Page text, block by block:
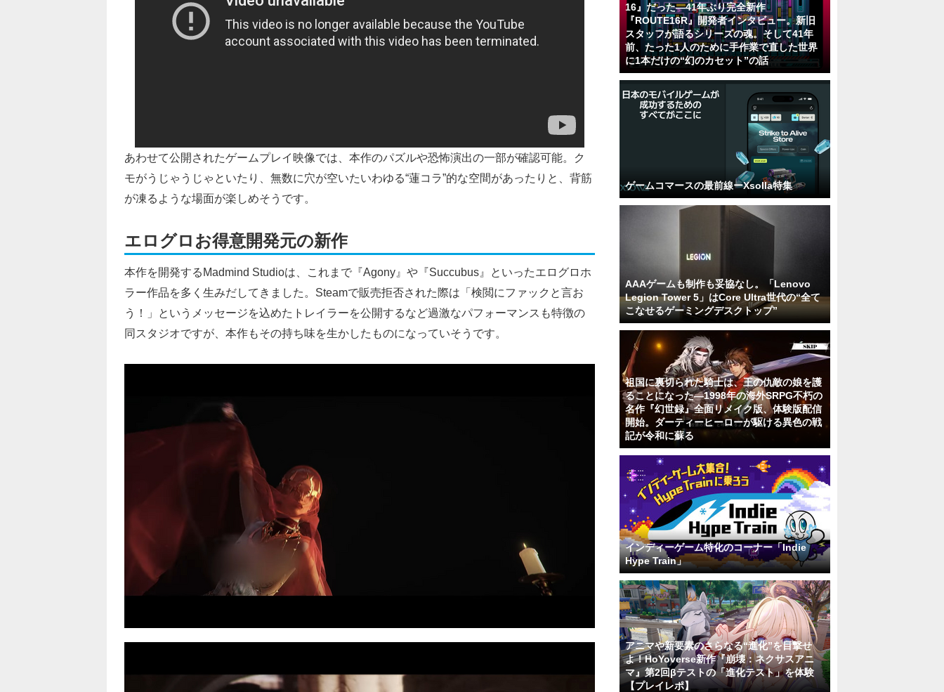
あわせて公開されたゲームプレイ映像では、本作のパズルや恐怖演出の一部が確認可能。ク
モがうじゃうじゃといたり、無数に穴が空いたいわゆる“蓮コラ”的な空間があったりと、背筋
が凍るような場面が楽しめそうです。
エログロお得意開発元の新作
本作を開発するMadmind Studioは、これまで『Agony』や『Succubus』といったエログロホ
ラー作品を多く生みだしてきました。Steamで販売拒否された際は「検閲にファックと言お
う！」というメッセージを込めたトレイラーを公開するなど過激なパフォーマンスも特徴の
同スタジオですが、本作もその持ち味を生かしたものになっていそうです。
16』だった―41年ぶり完全新作
『ROUTE16R』開発者インタビュー。新旧
スタッフが語るシリーズの魂。そして41年
前、たった1人のために手作業で直した世界
に1本だけの“幻のカセット”の話
ゲームコマースの最前線ーXsolla特集
AAAゲームも制作も妥協なし。「Lenovo
Legion Tower 5」はCore Ultra世代の“全て
こなせるゲーミングデスクトップ”
祖国に裏切られた騎士は、王の仇敵の娘を護
ることになった―1998年の海外SRPG不朽の
名作『幻世録』全面リメイク版、体験版配信
開始。ダーティーヒーローが駆ける異色の戦
記が令和に蘇る
インディーゲーム特化のコーナー「Indie
Hype Train」
アニマや新要素のさらなる“進化”を目撃せ
よ！HoYoverse新作『崩壊：ネクサスアニ
マ』第2回βテストの「進化テスト」を体験
【プレイレポ】